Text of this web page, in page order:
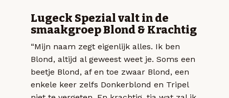
Lugeck Spezial valt in de
smaakgroep Blond & Krachtig
“Mijn naam zegt eigenlijk alles. Ik ben
Blond, altijd al geweest weet je. Soms een
beetje Blond, af en toe zwaar Blond, een
enkele keer zelfs Donkerblond en Tripel